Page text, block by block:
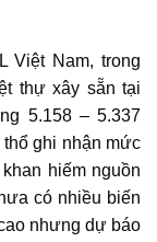
Việt Nam, trong
thự xây sẵn tại
5.158 – 5.337
ghi nhận mức
hiếm nguồn
có nhiều biến
nhưng dự báo